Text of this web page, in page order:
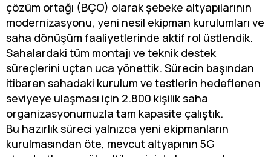
çözüm ortağı (BÇO) olarak şebeke altyapılarının
modernizasyonu, yeni nesil ekipman kurulumları ve
saha dönüşüm faaliyetlerinde aktif rol üstlendik.
Sahalardaki tüm montajı ve teknik destek
süreçlerini uçtan uca yönettik. Sürecin başından
itibaren sahadaki kurulum ve testlerin hedeflenen
seviyeye ulaşması için 2.800 kişilik saha
organizasyonumuzla tam kapasite çalıştık.
Bu hazırlık süreci yalnızca yeni ekipmanların
kurulmasından öte, mevcut altyapının 5G